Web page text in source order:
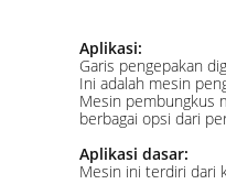
Aplikasi:
Garis pengepakan
Ini adalah mesin
Mesin pembungkus
berbagai opsi dari
Aplikasi dasar:
Mesin ini terdiri dari